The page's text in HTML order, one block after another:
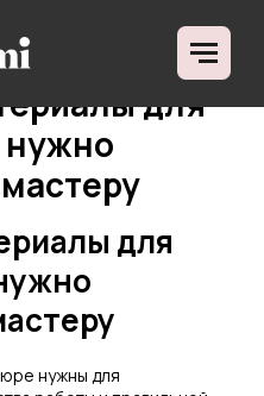
ДЛЯ КОГО
НАПРАВЛЕНИЯ
ОТЗЫВЫ
БЛОГ
для
нужно
для
нужны для